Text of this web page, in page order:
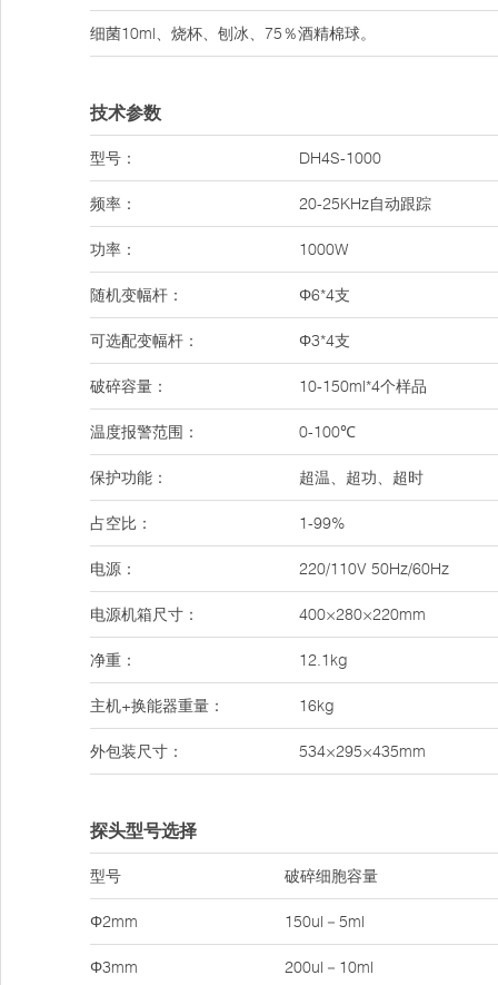
细菌10ml、烧杯、刨冰、75％酒精棉球。
技术参数
型号： DH4S-1000
频率： 20-25KHz自动跟踪
功率： 1000W
随机变幅杆： Φ6*4支
可选配变幅杆： Φ3*4支
破碎容量： 10-150ml*4个样品
温度报警范围： 0-100℃
保护功能： 超温、超功、超时
占空比： 1-99%
电源： 220/110V 50Hz/60Hz
电源机箱尺寸： 400×280×220mm
净重： 12.1kg
主机+换能器重量： 16kg
外包装尺寸： 534×295×435mm
探头型号选择
型号 破碎细胞容量
Φ2mm 150ul－5ml
Φ3mm 200ul－10ml